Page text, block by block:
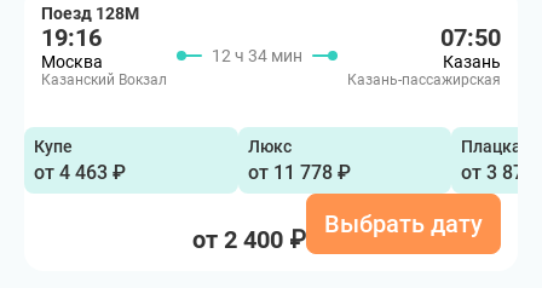
Поезд 128М
19:16
Москва
Казанский Вокзал
12 ч 34 мин
07:50
Казань
Казань-пассажирская
Купе
от 4 463 ₽
Люкс
от 11 778 ₽
Плацкарт
от 3 878
от 2 400 ₽
Выбрать дату